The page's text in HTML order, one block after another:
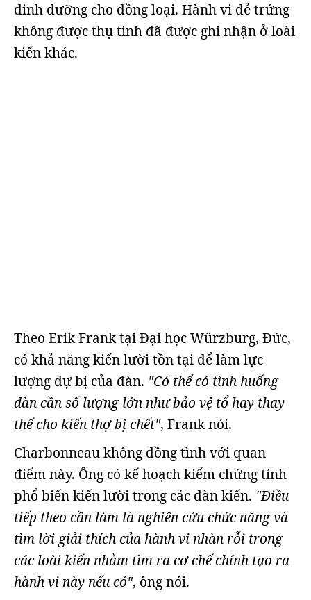
dinh dưỡng cho đồng loại. Hành vi đẻ trứng
không được thụ tinh đã được ghi nhận ở loài
kiến khác.
Theo Erik Frank tại Đại học Würzburg, Đức,
có khả năng kiến lười tồn tại để làm lực
lượng dự bị của đàn. "Có thể có tình huống
đàn cần số lượng lớn như bảo vệ tổ hay thay
thế cho kiến thợ bị chết", Frank nói.
Charbonneau không đồng tình với quan
điểm này. Ông có kế hoạch kiểm chứng tính
phổ biến kiến lười trong các đàn kiến. "Điều
tiếp theo cần làm là nghiên cứu chức năng và
tìm lời giải thích của hành vi nhàn rỗi trong
các loài kiến nhằm tìm ra cơ chế chính tạo ra
hành vi này nếu có", ông nói.